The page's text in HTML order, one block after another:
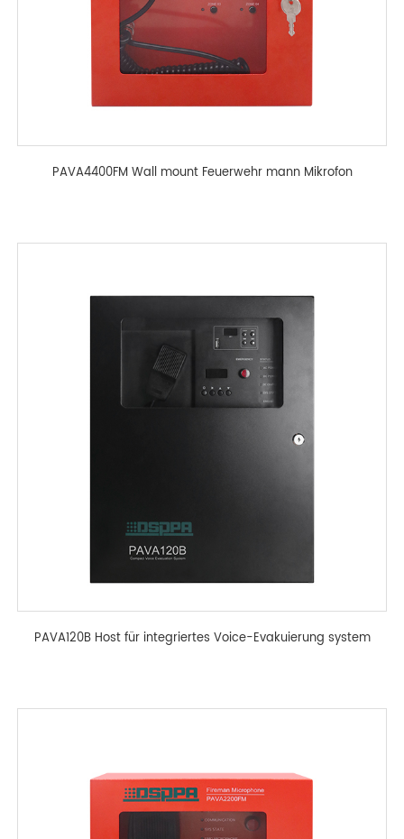
PAVA4400FM Wall mount Feuerwehr mann Mikrofon
PAVA120B Host für integriertes Voice-Evakuierung system